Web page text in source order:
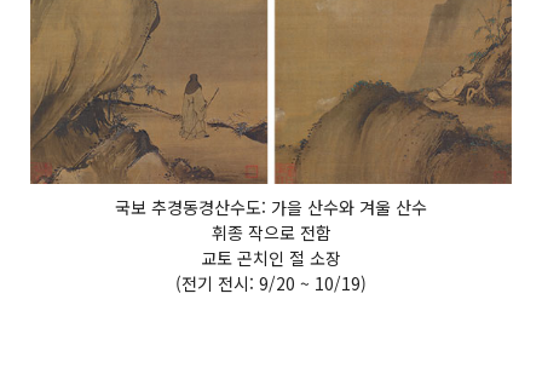
국보 추경동경산수도: 가을 산수와 겨울 산수
휘종 작으로 전함
교토 곤치인 절 소장
(전기 전시: 9/20 ~ 10/19)